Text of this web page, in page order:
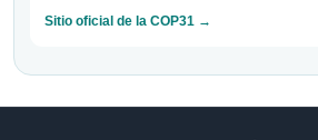
Sitio oficial de la COP31 →